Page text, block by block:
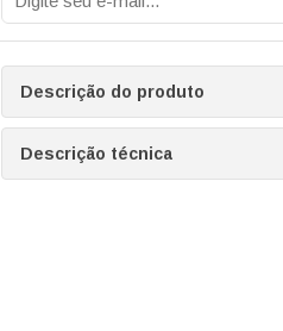
Descrição do produto
Descrição técnica